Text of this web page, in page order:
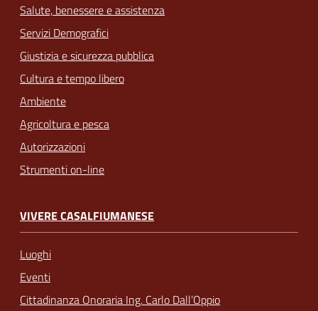
Salute, benessere e assistenza
Servizi Demografici
Giustizia e sicurezza pubblica
Cultura e tempo libero
Ambiente
Agricoltura e pesca
Autorizzazioni
Strumenti on-line
VIVERE CASALFIUMANESE
Luoghi
Eventi
Cittadinanza Onoraria Ing. Carlo Dall’Oppio